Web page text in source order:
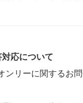
応について
ンリーに関するお